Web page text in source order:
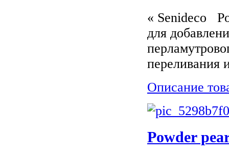
« Senideco
для
переливания
Описание
Powder